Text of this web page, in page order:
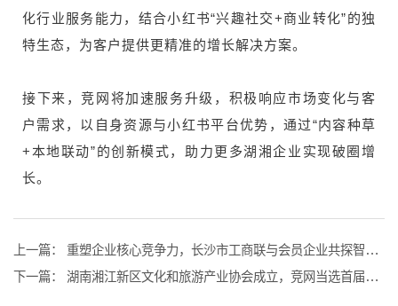
化行业服务能力，结合小红书“兴趣社交+商业转化”的独
特生态，为客户提供更精准的增长解决方案。
接下来，竞网将加速服务升级，积极响应市场变化与客
户需求，以自身资源与小红书平台优势，通过“内容种草
+本地联动”的创新模式，助力更多湖湘企业实现破圈增
长。
上一篇：
重塑企业核心竞争力，长沙市工商联与会员企业共探智能转型新路径
下一篇：
湖南湘江新区文化和旅游产业协会成立，竞网当选首届会长单位